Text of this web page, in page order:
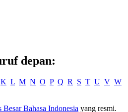
depan:
K L M N O P Q R S T U V W
Besar Bahasa Indonesia yang resmi.